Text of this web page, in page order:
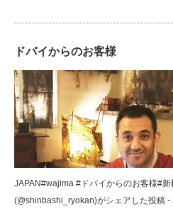
ドバイからのお客様
JAPAN#wajima #ドバイからのお客様#
(@shinbashi_ryokan)がシェアした投稿